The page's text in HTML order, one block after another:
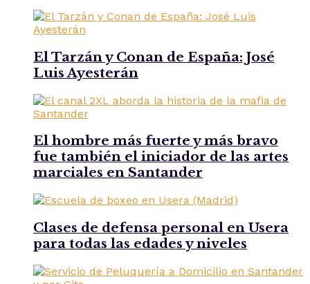
El Tarzán y Conan de España: José
Luis Ayesterán
El hombre más fuerte y más bravo
fue también el iniciador de las artes
marciales en Santander
Clases de defensa personal en Usera
para todas las edades y niveles